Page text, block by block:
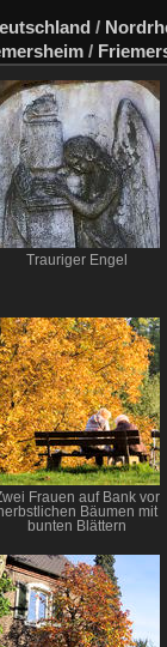
/
/
Trauriger Engel
Frauen auf Bank vor
herbstlichen Bäumen mit
bunten Blättern